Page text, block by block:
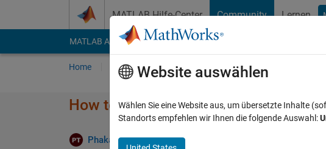
MATLAB Hilfe-Center Community Lernen
MATLAB Answers File Exchange Cody
Home Fragen Antworten Durchsuchen
How to conversion of Acceleration
Phakapol Tungboontina
Website auswählen
Wählen Sie eine Website aus, um übersetzte Inhalte
Standorts empfehlen wir Ihnen die folgende Auswahl: